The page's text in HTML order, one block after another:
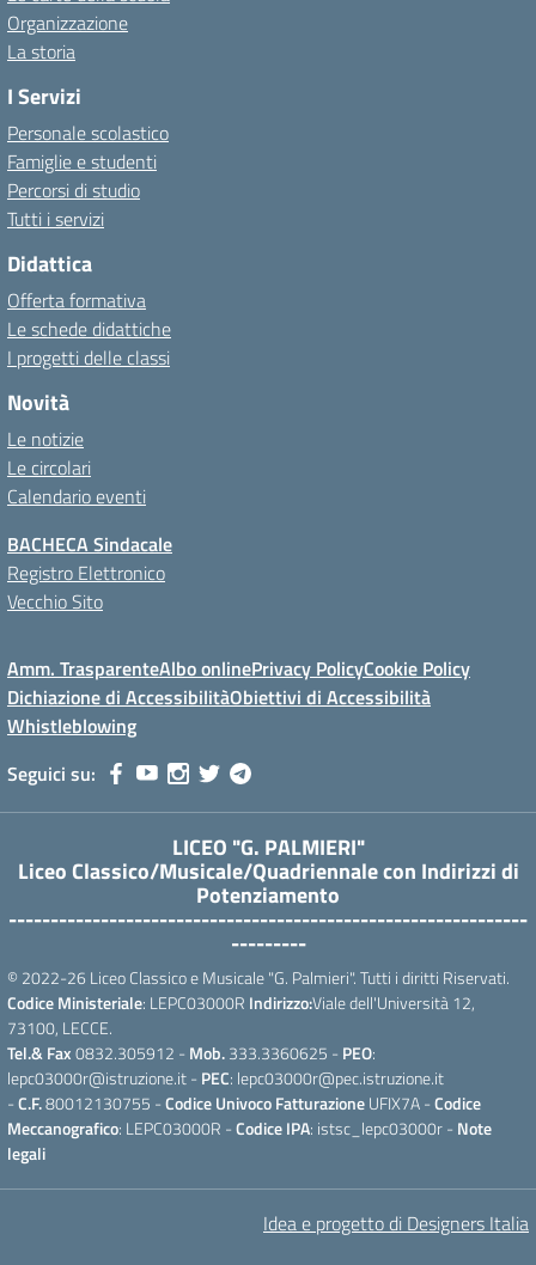
Organizzazione
La storia
I Servizi
Personale scolastico
Famiglie e studenti
Percorsi di studio
Tutti i servizi
Didattica
Offerta formativa
Le schede didattiche
I progetti delle classi
Novità
Le notizie
Le circolari
Calendario eventi
BACHECA Sindacale
Registro Elettronico
Vecchio Sito
Amm. TrasparenteAlbo onlinePrivacy PolicyCookie Policy
Dichiazione di AccessibilitàObiettivi di Accessibilità
Whistleblowing
Seguici su:
LICEO "G. PALMIERI"
Liceo Classico/Musicale/Quadriennale con Indirizzi di
Potenziamento
--------------------------------------------------------------
---------
© 2022-26 Liceo Classico e Musicale "G. Palmieri". Tutti i diritti Riservati.
Codice Ministeriale: LEPC03000R Indirizzo:Viale dell'Università 12,
73100, LECCE.
Tel.& Fax0832.305912 - Mob.333.3360625 - PEO:
lepc03000r@istruzione.it - PEC: lepc03000r@pec.istruzione.it
-C.F.80012130755 -Codice Univoco FatturazioneUFIX7A -Codice
Meccanografico: LEPC03000R -Codice IPA: istsc_lepc03000r - Note
legali
Idea e progetto di Designers Italia